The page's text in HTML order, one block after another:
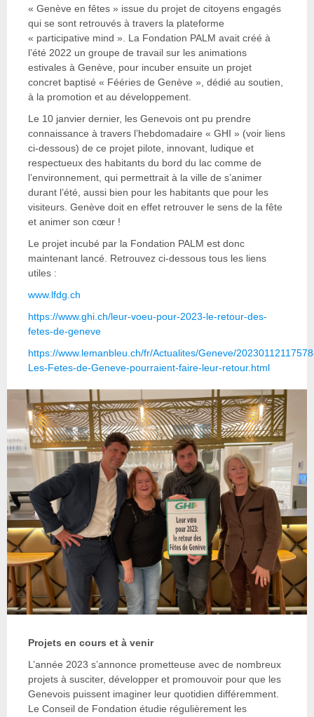
« Genève en fêtes » issue du projet de citoyens engagés
qui se sont retrouvés à travers la plateforme
« participative mind ». La Fondation PALM avait créé à
l’été 2022 un groupe de travail sur les animations
estivales à Genève, pour incuber ensuite un projet
concret baptisé « Fééries de Genève », dédié au soutien,
à la promotion et au développement.
Le 10 janvier dernier, les Genevois ont pu prendre
connaissance à travers l’hebdomadaire « GHI » (voir liens
ci-dessous) de ce projet pilote, innovant, ludique et
respectueux des habitants du bord du lac comme de
l’environnement, qui permettrait à la ville de s’animer
durant l’été, aussi bien pour les habitants que pour les
visiteurs. Genève doit en effet retrouver le sens de la fête
et animer son cœur !
Le projet incubé par la Fondation PALM est donc
maintenant lancé. Retrouvez ci-dessous tous les liens
utiles :
www.lfdg.ch
https://www.ghi.ch/leur-voeu-pour-2023-le-retour-des-
fetes-de-geneve
https://www.lemanbleu.ch/fr/Actualites/Geneve/
Les-Fetes-de-Geneve-pourraient-faire-leur-retour.html
Projets en cours et à venir
L’année 2023 s’annonce prometteuse avec de nombreux
projets à susciter, développer et promouvoir pour que les
Genevois puissent imaginer leur quotidien différemment.
Le Conseil de Fondation étudie régulièrement les